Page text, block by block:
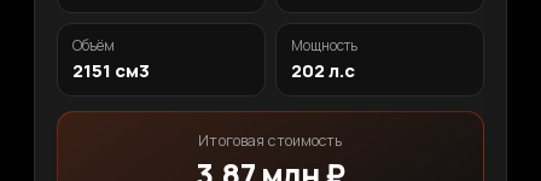
Объём
2151 см3
Мощность
202 л.с
Итоговая стоимость